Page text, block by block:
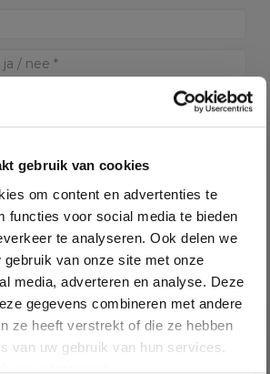
gebruik van cookies
om content en advertenties te
functies voor social media te bieden
te analyseren. Ook delen we
gebruik van onze site met onze
media, adverteren en analyse. Deze
gegevens combineren met andere
ze heeft verstrekt of die ze hebben
van uw gebruik van hun services.
OFFERTE AANVRAGEN
kunnen wijzigen i.v.m. afstand